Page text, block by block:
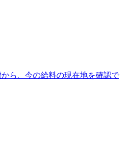
から、今の給料の現在地を確認で